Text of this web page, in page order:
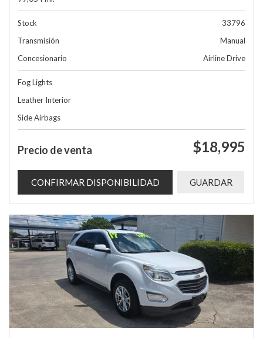
Stock
33796
Transmisión
Manual
Concesionario
Airline Drive
Fog Lights
Leather Interior
Side Airbags
Precio de venta $18,995
CONFIRMAR DISPONIBILIDAD GUARDAR